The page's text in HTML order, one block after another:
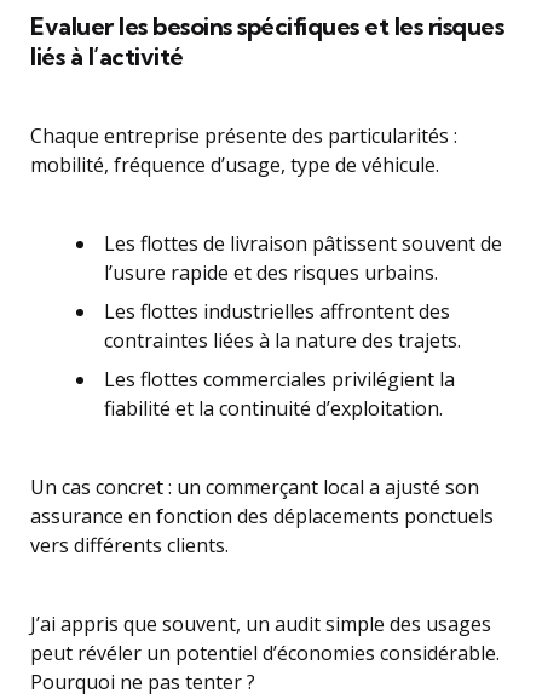
Evaluer les besoins spécifiques et les risques
liés à l’activité
Chaque entreprise présente des particularités :
mobilité, fréquence d’usage, type de véhicule.
Les flottes de livraison pâtissent souvent de
l’usure rapide et des risques urbains.
Les flottes industrielles affrontent des
contraintes liées à la nature des trajets.
Les flottes commerciales privilégient la
fiabilité et la continuité d’exploitation.
Un cas concret : un commerçant local a ajusté son
assurance en fonction des déplacements ponctuels
vers différents clients.
J’ai appris que souvent, un audit simple des usages
peut révéler un potentiel d’économies considérable.
Pourquoi ne pas tenter ?